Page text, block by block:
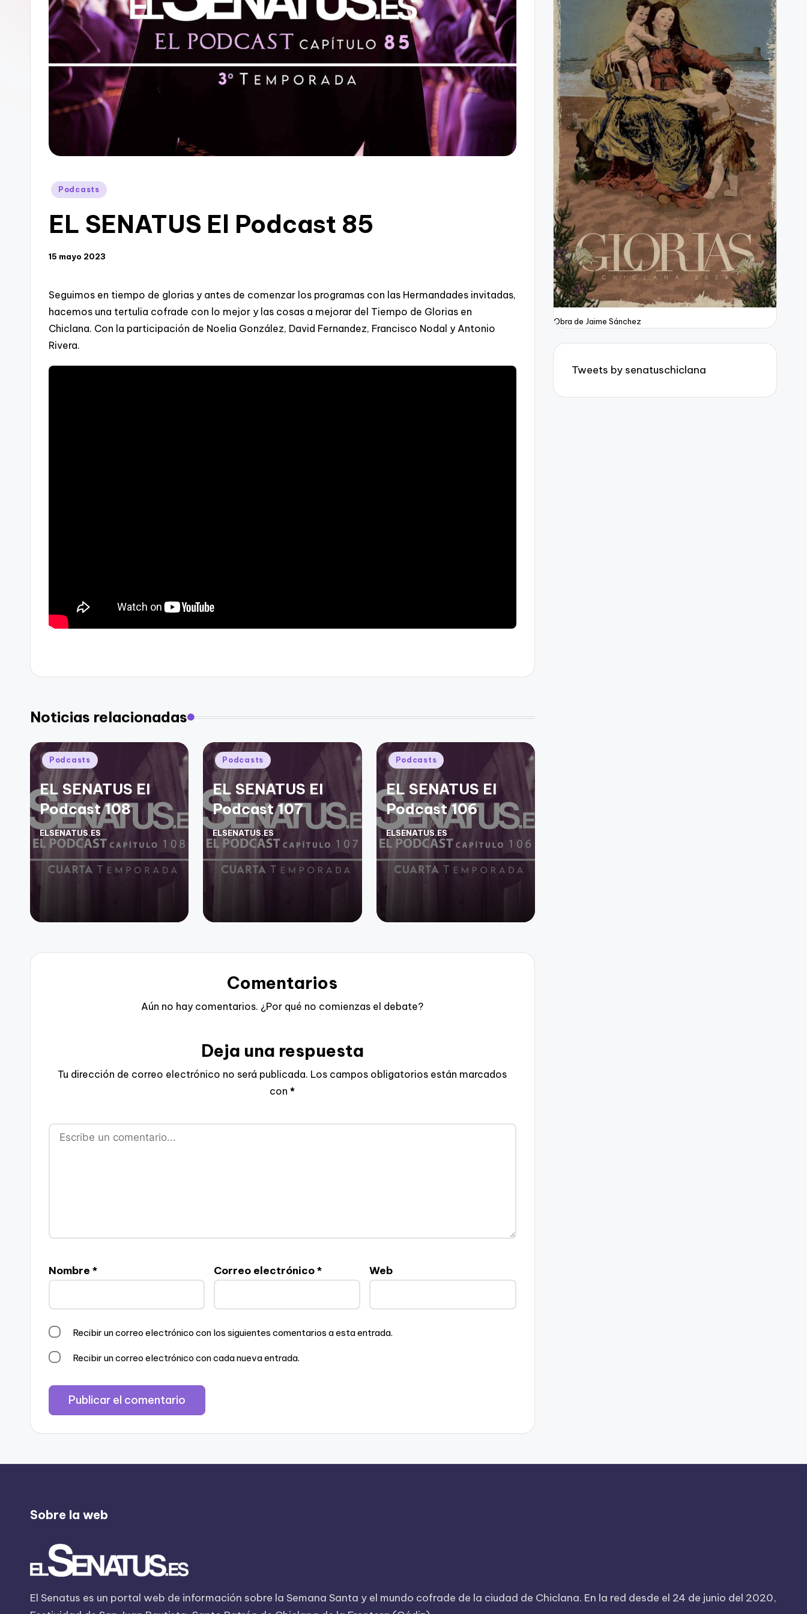
Publicado
Podcasts
EL SENATUS El Podcast 85
15 mayo 2023
Seguimos en tiempo de glorias y antes de comenzar los programas con las Hermandades invitadas,
hacemos una tertulia cofrade con lo mejor y las cosas a mejorar del Tiempo de Glorias en
Chiclana. Con la participación de Noelia González, David Fernandez, Francisco Nodal y Antonio
Rivera.
Noticias relacionadas
Publicado
en
Podcasts
EL SENATUS El
Podcast 108
Publicado
por
ELSENATUS.ES
Publicado
en
Podcasts
EL SENATUS El
Podcast 107
Publicado
por
ELSENATUS.ES
Publicado
en
Podcasts
EL SENATUS El
Podcast 106
Publicado
por
ELSENATUS.ES
Comentarios
Aún no hay comentarios. ¿Por qué no comienzas el debate?
Deja una respuesta
Tu dirección de correo electrónico no será publicada. Los campos obligatorios están marcados
con*
Nombre * Correo electrónico* Web
Recibir un correo electrónico con los siguientes comentarios a esta entrada.
Recibir un correo electrónico con cada nueva entrada.
Obra de Jaime Sánchez
Tweets by senatuschiclana
Sobre la web
El Senatus es un portal web de información sobre la Semana Santa y el mundo cofrade de la ciudad de Chiclana. En la red desde el 24 de junio del 2020,